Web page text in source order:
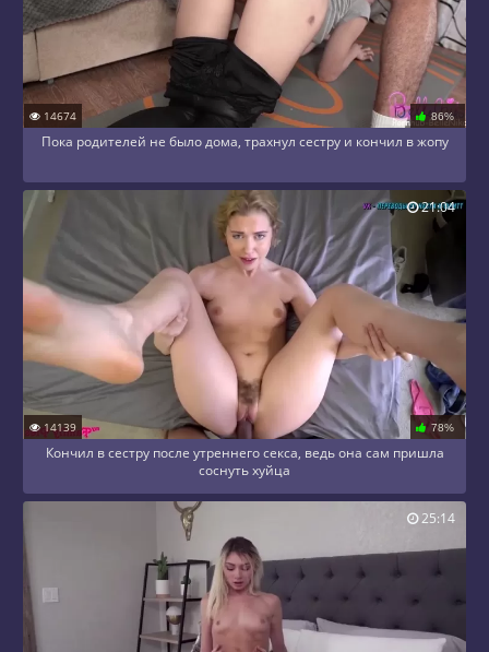
14674 86%
Пока родителей не было дома, трахнул сестру и кончил в жопу
14139 78%
Кончил в сестру после утреннего секса, ведь она сам пришла
соснуть хуйца
21:04
25:14